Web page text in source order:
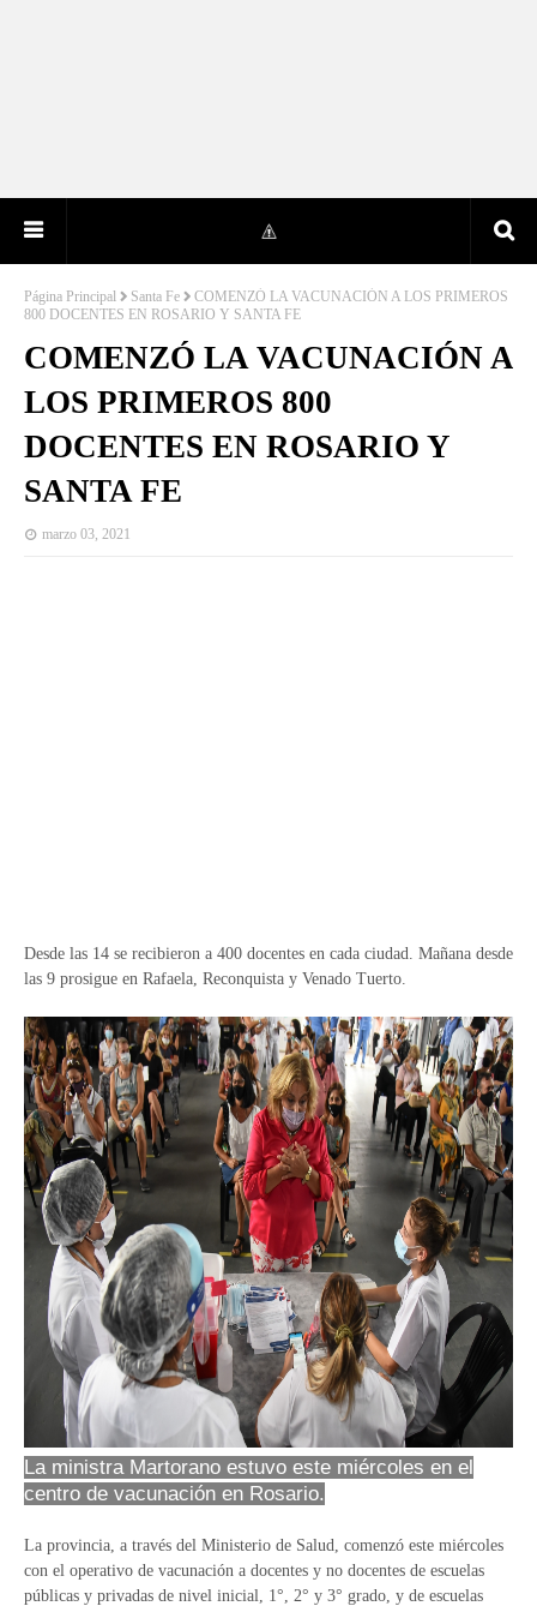
Página Principal Santa Fe
COMENZÓ LA VACUNACIÓN A LOS PRIMEROS
800 DOCENTES EN ROSARIO Y SANTA FE
COMENZÓ LA VACUNACIÓN A
LOS PRIMEROS 800
DOCENTES EN ROSARIO Y
SANTA FE
marzo 03, 2021
Desde las 14 se recibieron a 400 docentes en cada ciudad. Mañana desde
las 9 prosigue en Rafaela, Reconquista y Venado Tuerto.
La ministra Martorano estuvo este miércoles en el
centro de vacunación en Rosario.
La provincia, a través del Ministerio de Salud, comenzó este miércoles
con el operativo de vacunación a docentes y no docentes de escuelas
públicas y privadas de nivel inicial, 1°, 2° y 3° grado, y de escuelas